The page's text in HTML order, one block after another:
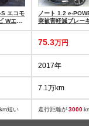
S エコモ
Wエア
短い
ノート 1.2 e-
突被害軽減ブレー
75.3万円
2017年
7.1万km
走行距離が3000